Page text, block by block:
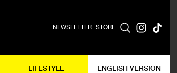
NEWSLETTER STORE
LIFESTYLE ENGLISH VERSION